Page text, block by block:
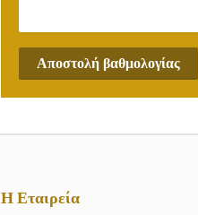
Αποστολή βαθμολογίας
Η Εταιρεία